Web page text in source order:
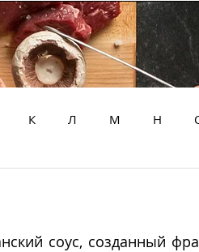
К Л М Н
соус, созданный